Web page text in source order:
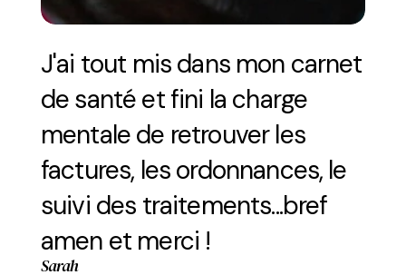
J'ai tout mis dans mon carnet
de santé et fini la charge
mentale de retrouver les
factures, les ordonnances, le
suivi des traitements...bref
amen et merci !
Sarah